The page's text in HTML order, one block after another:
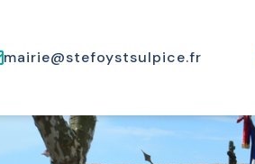
mairie@stefoystsulpice.fr